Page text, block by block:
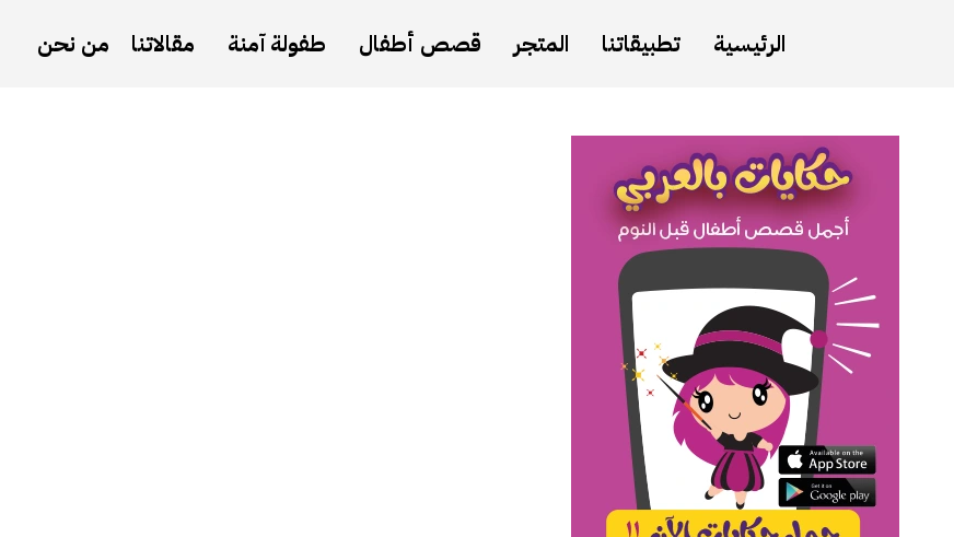
الرئيسية تطبيقاتنا المتجر قصص أطفال طفولة آمنة مقالاتنا من نحن